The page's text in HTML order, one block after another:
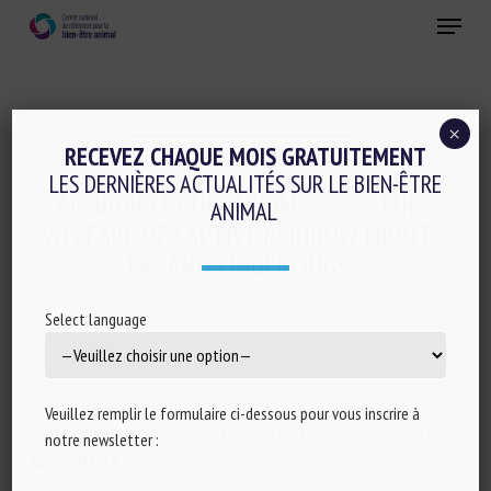
Menu
Logement et Enrichissement
AIR BUBBLE CURTAIN IMPROVES THE
FRY AND FINGERLINGS
Type de document : article scientifique publié dans
RECEVEZ CHAQUE MOIS GRATUITEMENT
LES DERNIÈRES ACTUALITÉS SUR LE BIEN-ÊTRE
ANIMAL
Select language
Veuillez remplir le formulaire ci-dessous pour vous inscrire à
notre newsletter :
×